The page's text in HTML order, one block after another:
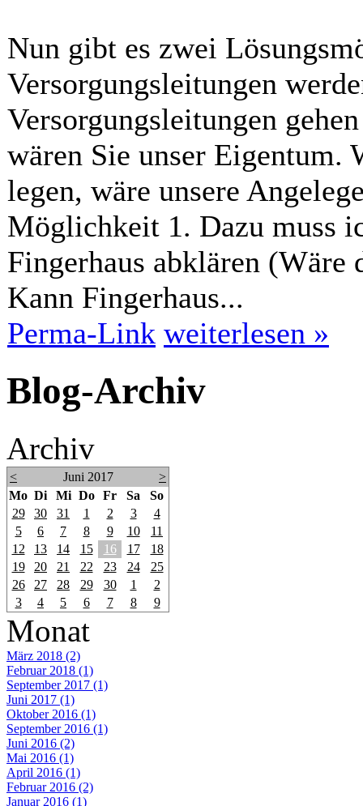
Nun gibt es zwei
Versorgungsleitungen
Versorgungsleitungen
wären Sie unser Eigentum.
legen, wäre unsere
Möglichkeit 1. Dazu muss
Fingerhaus abklären (Wäre
Kann Fingerhaus...
Perma-Link weiterlesen »
Blog-Archiv
Archiv
< Juni 2017
>
Mo Di Mi Do Fr Sa
So
29
30 31 1 2 3
4
5
6 7 8 9 10
11
12
13 14 15 16 17
18
19
20 21 22 23 24
25
26
27 28 29 30 1
2
3
4 5 6 7 8 9
Monat
März 2018 (2)
Februar 2018 (1)
September 2017 (1)
Juni 2017 (1)
Oktober 2016 (1)
September 2016 (1)
Juni 2016 (2)
Mai 2016 (1)
April 2016 (1)
Februar 2016 (2)
Januar 2016 (1)